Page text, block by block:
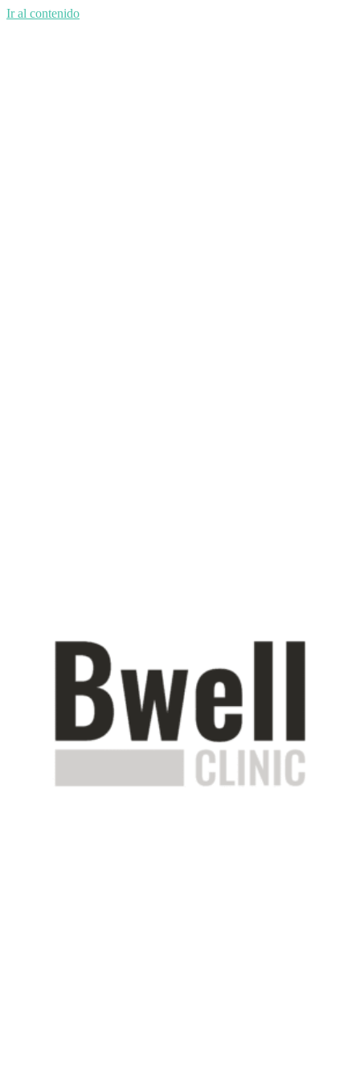
Ir al contenido